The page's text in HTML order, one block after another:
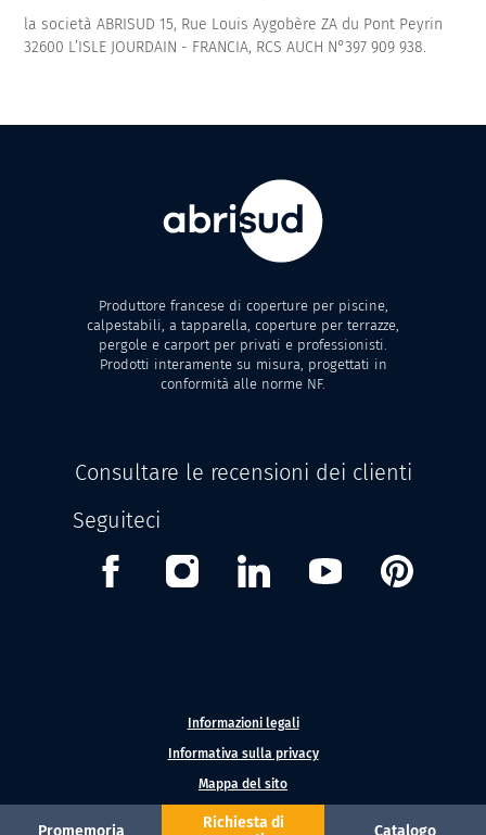
la società ABRISUD 15, Rue Louis Aygobère ZA du Pont Peyrin
32600 L’ISLE JOURDAIN - FRANCIA, RCS AUCH N°397 909 938.
Produttore francese di coperture per piscine,
calpestabili, a tapparella, coperture per terrazze,
pergole e carport per privati e professionisti.
Prodotti interamente su misura, progettati in
conformità alle norme NF.
Consultare le recensioni dei clienti
Seguiteci
Facebook Instagram Linkedin Youtube
Informazioni legali
Informativa sulla privacy
Mappa del sito
Catalogo
Richiesta di
Promemoria